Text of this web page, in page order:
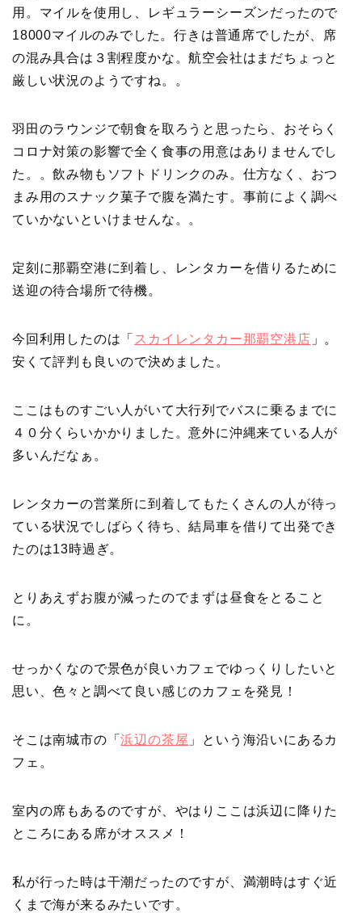
用。マイルを使用し、レギュラーシーズンだったので
18000マイルのみでした。行きは普通席でしたが、席
の混み具合は３割程度かな。航空会社はまだちょっと
厳しい状況のようですね。。
羽田のラウンジで朝食を取ろうと思ったら、おそらく
コロナ対策の影響で全く食事の用意はありませんでし
た。。飲み物もソフトドリンクのみ。仕方なく、おつ
まみ用のスナック菓子で腹を満たす。事前によく調べ
ていかないといけませんな。。
定刻に那覇空港に到着し、レンタカーを借りるために
送迎の待合場所で待機。
今回利用したのは「 スカイレンタカー那覇空港店 」。
安くて評判も良いので決めました。
ここはものすごい人がいて大行列でバスに乗るまでに
４０分くらいかかりました。意外に沖縄来ている人が
多いんだなぁ。
レンタカーの営業所に到着してもたくさんの人が待っ
ている状況でしばらく待ち、結局車を借りて出発でき
たのは13時過ぎ。
とりあえずお腹が減ったのでまずは昼食をとること
に。
せっかくなので景色が良いカフェでゆっくりしたいと
思い、色々と調べて良い感じのカフェを発見！
そこは南城市の「浜辺の茶屋 」という海沿いにあるカ
フェ。
室内の席もあるのですが、やはりここは浜辺に降りた
ところにある席がオススメ！
私が行った時は干潮だったのですが、満潮時はすぐ近
くまで海が来るみたいです。